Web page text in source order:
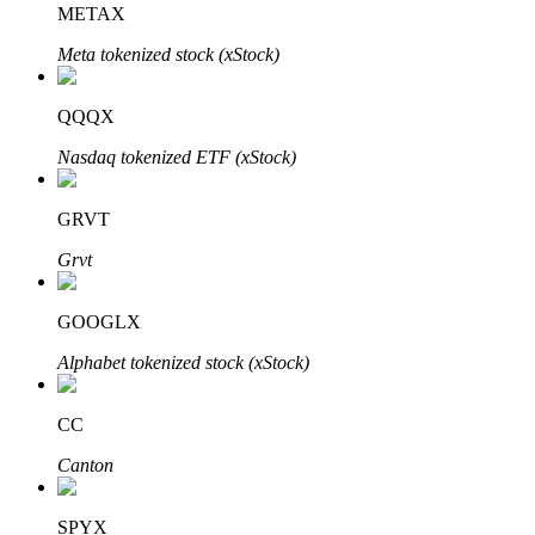
Blocages BTR
Des investissements exclusifs pour les détenteurs de BTR
Prêts
METAX
Meta tokenized stock (xStock)
QQQX
Nasdaq tokenized ETF (xStock)
GRVT
Grvt
GOOGLX
Alphabet tokenized stock (xStock)
CC
Canton
SPYX